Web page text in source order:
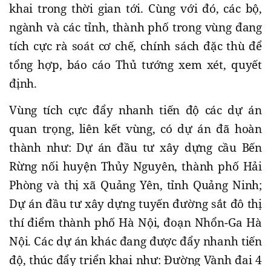
khai trong thời gian tới. Cùng với đó, các bộ,
ngành và các tỉnh, thành phố trong vùng đang
tích cực rà soát cơ chế, chính sách đặc thù để
tổng hợp, báo cáo Thủ tướng xem xét, quyết
định.
Vùng tích cực đẩy nhanh tiến độ các dự án
quan trọng, liên kết vùng, có dự án đã hoàn
thành như: Dự án đầu tư xây dựng cầu Bến
Rừng nối huyện Thủy Nguyên, thành phố Hải
Phòng và thị xã Quảng Yên, tỉnh Quảng Ninh;
Dự án đầu tư xây dựng tuyến đường sắt đô thị
thí điểm thành phố Hà Nội, đoạn Nhổn-Ga Hà
Nội. Các dự án khác đang được đẩy nhanh tiến
độ, thúc đẩy triển khai như: Đường Vành đai 4